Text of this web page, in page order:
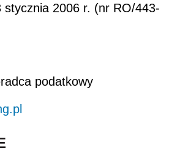
stycznia 2006 r. (nr RO/443-
podatkowy